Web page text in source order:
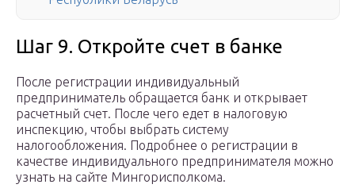
Шаг 9. Откройте счет в банке
После регистрации индивидуальный
предприниматель обращается банк и открывает
расчетный счет. После чего едет в налоговую
инспекцию, чтобы выбрать систему
налогообложения. Подробнее о регистрации в
качестве индивидуального предпринимателя можно
узнать на сайте Мингорисполкома.